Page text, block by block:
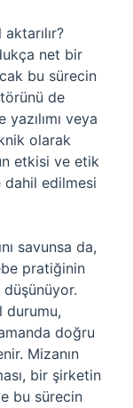
net bir
bu sürecin
de
veya
olarak
etkisi ve etik
dahil edilmesi
savunsa da,
pratiğinin
düşünüyor.
durumu,
doğru
Mizanın
bir şirketin
bu sürecin